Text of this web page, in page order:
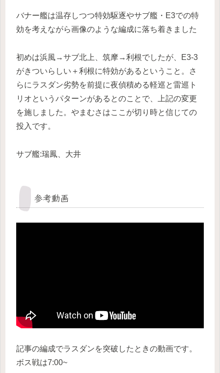
バナー艦は温存しつつ特効駆逐やサブ艦・E3での特
効を考えながら画像のような編成に落ち着きました
初めは浜風→サブ北上、筑摩→利根でしたが、E3-3
がきついらしい＋利根に特効があるということ。さ
らにラスダン劣勢を前提に夜偵積める軽巡と雷巡ト
リオというパターンがあるとのことで、上記の変更
を施しました。やまむさはここが切り時と信じての
投入です。
サブ艦:瑞鳳、大井
参考動画
記事の編成でラスダンを突破したときの動画です。
ボス戦は7:00~